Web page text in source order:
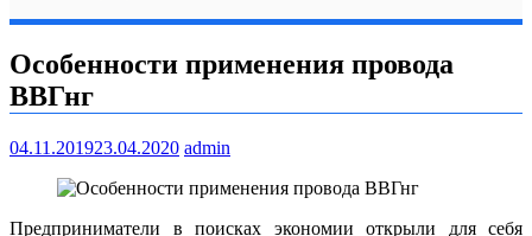
Особенности применения провода
ВВГнг
04.11.201923.04.2020 admin
Предприниматели в поисках экономии открыли для себя